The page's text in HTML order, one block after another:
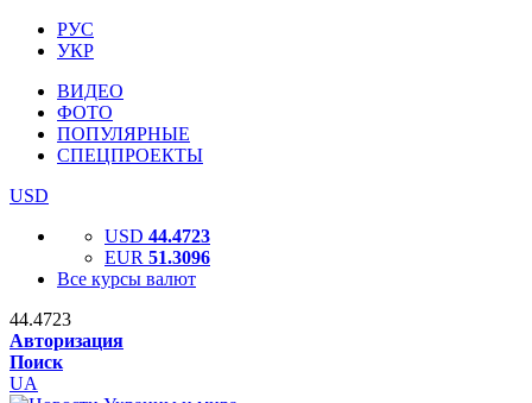
РУС
УКР
ВИДЕО
ФОТО
ПОПУЛЯРНЫЕ
СПЕЦПРОЕКТЫ
USD
USD 44.4723
EUR 51.3096
Все курсы валют
44.4723
Авторизация
Поиск
UA